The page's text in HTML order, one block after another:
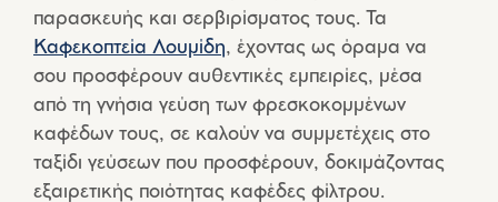
παρασκευής και σερβιρίσματος τους. Τα
Καφεκοπτεία Λουμίδη, έχοντας ως όραμα να
σου προσφέρουν αυθεντικές εμπειρίες, μέσα
από τη γνήσια γεύση των φρεσκοκομμένων
καφέδων τους, σε καλούν να συμμετέχεις στο
ταξίδι γεύσεων που προσφέρουν, δοκιμάζοντας
εξαιρετικής ποιότητας καφέδες φίλτρου.